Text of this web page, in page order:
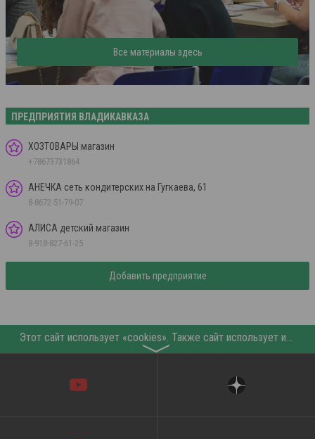
Все материалы здесь
ПРЕДПРИЯТИЯ ВЛАДИКАВКАЗА
ХОЗТОВАРЫ магазин
+78673731864
АНЕЧКА сеть кондитерских на Гугкаева, 61
8-8672-51-79-07
АЛИСА детский магазин
8-918-827-61-25
Добавить предприятие
〉